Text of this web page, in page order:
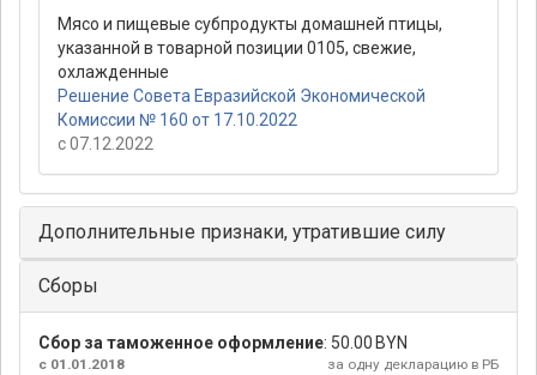
Мясо и пищевые субпродукты домашней птицы,
указанной в товарной позиции 0105, свежие,
охлажденные
Решение Совета Евразийской Экономической
Комиссии № 160 от 17.10.2022
с 07.12.2022
Дополнительные признаки, утратившие силу
Сборы
Сбор за таможенное оформление: 50.00 BYN
за одну декларацию в РБ
с 01.01.2018